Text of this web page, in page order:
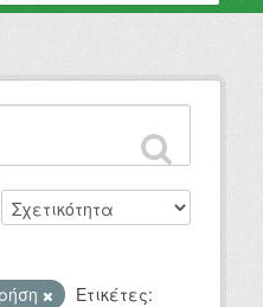
Ετικέτες: